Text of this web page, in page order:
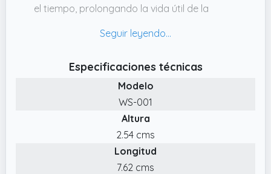
el tiempo, prolongando la vida útil de la
✔️ Cuchillas circulares de precisión para un
Winsea cuenta con cuchillas circulares de
acero inoxidable de alta precisión que
ofrecen un corte eficaz y seguro. Los bordes
lisos y redondeados garantizan una
experiencia sin dolor al recortar zonas
delicadas como la nariz y las orejas, lo que
hace de este afeitador nasal una
Especificaciones técnicas
Modelo
WS-001
Altura
2.54 cms
Longitud
7.62 cms